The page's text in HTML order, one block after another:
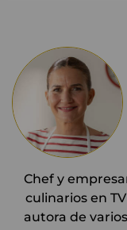
Chef y
culinarios en
autora de